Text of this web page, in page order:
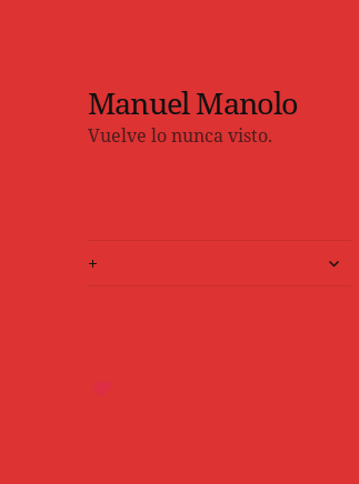
Manuel Manolo
Vuelve lo nunca visto.
+